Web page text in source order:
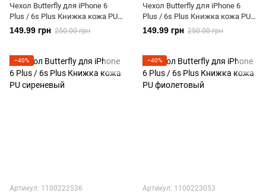
Чехол Butterfly для iPhone 6
Plus / 6s Plus Книжка кожа PU
черный
149.99 грн 250.00 грн
Чехол Butterfly для iPhone 6
Plus / 6s Plus Книжка кожа PU
голубой
149.99 грн 250.00 грн
−40%
Артикул: 1100222536
−40%
Артикул: 1100223053